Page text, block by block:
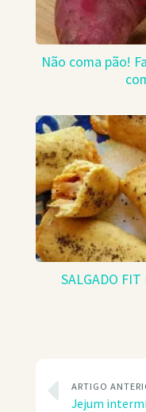
Não coma pão!
SALGADO FIT
ARTIGO
Jejum